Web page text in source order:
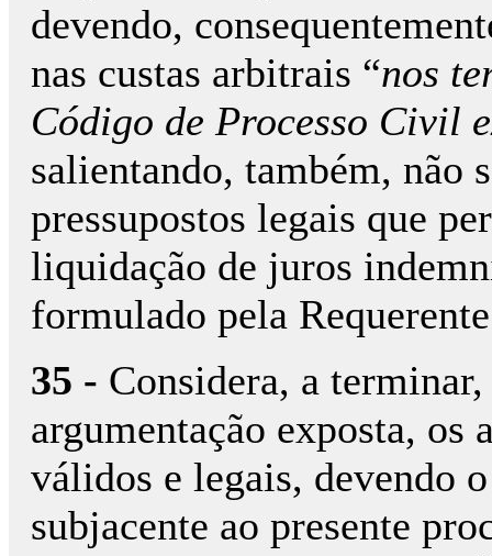
devendo,
nas custas arbitrais “nos
Código de Processo Civil
salientando, também, não
pressupostos legais que
liquidação de juros
formulado pela
35 - Considera, a
argumentação exposta, os
válidos e legais, devendo
subjacente ao presente